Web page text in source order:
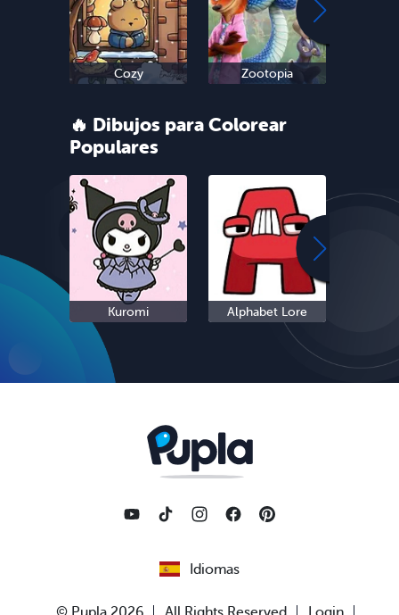
Cozy Zootopia
🔥 Dibujos para Colorear
Populares
Kuromi Alphabet Lore
Idiomas